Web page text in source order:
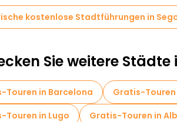
kostenlose Stadtführungen in
Sie weitere Städte
Touren in Barcelona Gratis-
Touren in Lugo
Gratis-Touren in